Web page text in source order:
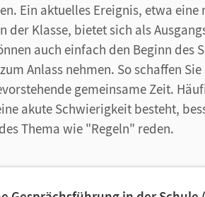
Ein aktuelles Ereignis, etwa eine
Klasse, bietet sich als
auch einfach den Beginn des
Anlass nehmen. So schaffen
gemeinsame Zeit.
akute Schwierigkeit besteht,
Thema wie "Regeln" reden.